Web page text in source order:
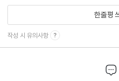
한줄평
작성 시 유의사항